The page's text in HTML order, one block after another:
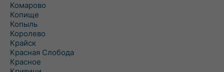
Комарово
Копище
Копыль
Королево
Крайск
Красная Слобода
Красное